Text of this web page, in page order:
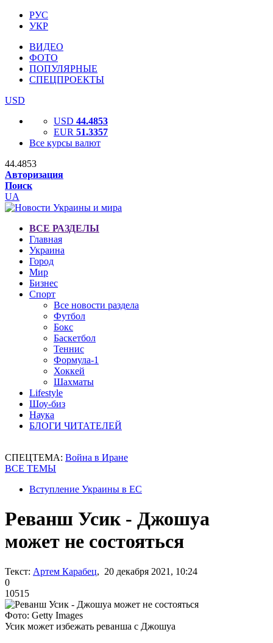
РУС
УКР
ВИДЕО
ФОТО
ПОПУЛЯРНЫЕ
СПЕЦПРОЕКТЫ
USD
USD 44.4853
EUR 51.3357
Все курсы валют
44.4853
Авторизация
Поиск
UA
ВСЕ РАЗДЕЛЫ
Главная
Украина
Город
Мир
Бизнес
Спорт
Все новости раздела
Футбол
Бокс
Баскетбол
Теннис
Формула-1
Хоккей
Шахматы
Lifestyle
Шоу-биз
Наука
БЛОГИ ЧИТАТЕЛЕЙ
СПЕЦТЕМА: Война в Иране
ВСЕ ТЕМЫ
Вступление Украины в ЕС
Реванш Усик - Джошуа
может не состояться
Текст: Артем Карабец, 20 декабря 2021, 10:24
0
10515
Фото: Getty Images
Усик может избежать реванша с Джошуа